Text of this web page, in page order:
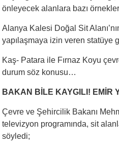
önleyecek alanlara bazı
Alanya Kalesi Doğal Sit
yapılaşmaya izin veren statüye
Kaş- Patara ile Fırnaz Koyu
durum söz konusu…
BAKAN BİLE KAYGILI! EMİR
Çevre ve Şehircilik Bakanı
televizyon programında, sit
söyledi;